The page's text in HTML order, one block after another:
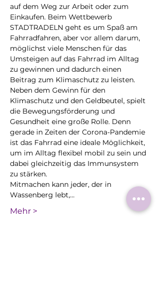
auf dem Weg zur Arbeit oder zum
Einkaufen. Beim Wettbewerb
STADTRADELN geht es um Spaß am
Fahrradfahren, aber vor allem darum,
möglichst viele Menschen für das
Umsteigen auf das Fahrrad im Alltag
zu gewinnen und dadurch einen
Beitrag zum Klimaschutz zu leisten.
Neben dem Gewinn für den
Klimaschutz und den Geldbeutel, spielt
die Bewegungsförderung und
Gesundheit eine große Rolle. Denn
gerade in Zeiten der Corona-Pandemie
ist das Fahrrad eine ideale Möglichkeit,
um im Alltag flexibel mobil zu sein und
dabei gleichzeitig das Immunsystem
zu stärken.
Mitmachen kann jeder, der in
Wassenberg lebt,…
Mehr >